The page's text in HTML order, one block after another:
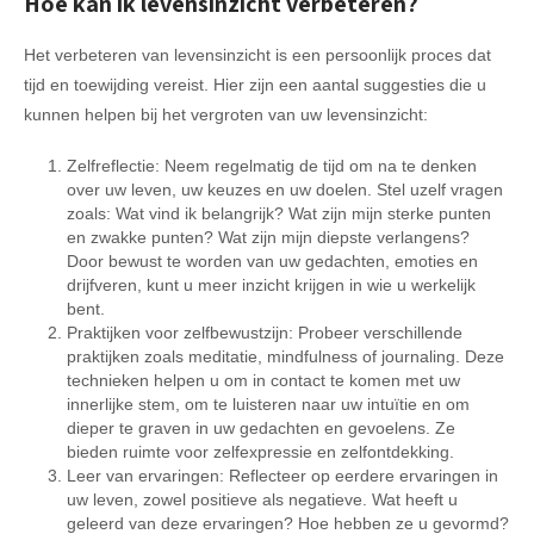
Het verbeteren van levensinzicht is een persoonlijk proces dat
tijd en toewijding vereist. Hier zijn een aantal suggesties die u
kunnen helpen bij het vergroten van uw levensinzicht:
Zelfreflectie: Neem regelmatig de tijd om na te denken
over uw leven, uw keuzes en uw doelen. Stel uzelf vragen
zoals: Wat vind ik belangrijk? Wat zijn mijn sterke punten
en zwakke punten? Wat zijn mijn diepste verlangens?
Door bewust te worden van uw gedachten, emoties en
drijfveren, kunt u meer inzicht krijgen in wie u werkelijk
bent.
Praktijken voor zelfbewustzijn: Probeer verschillende
praktijken zoals meditatie, mindfulness of journaling. Deze
technieken helpen u om in contact te komen met uw
innerlijke stem, om te luisteren naar uw intuïtie en om
dieper te graven in uw gedachten en gevoelens. Ze
bieden ruimte voor zelfexpressie en zelfontdekking.
Leer van ervaringen: Reflecteer op eerdere ervaringen in
uw leven, zowel positieve als negatieve. Wat heeft u
geleerd van deze ervaringen? Hoe hebben ze u gevormd?